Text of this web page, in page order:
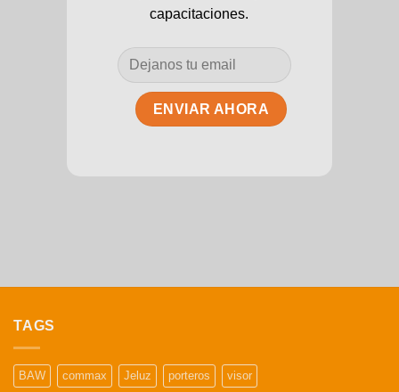
capacitaciones.
TAGS
BAW commax Jeluz porteros visor